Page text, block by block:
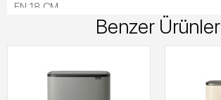
EN:18 CM
YÜKSEKLİK:28 CMBenzer Ürünler